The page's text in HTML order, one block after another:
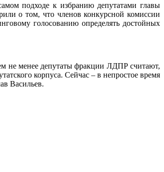
подходе к избранию депутатами главы
о том, что членов конкурсной комиссии
голосованию определять достойных
не менее депутаты фракции ЛДПР считают,
корпуса. Сейчас – в непростое время
Васильев.